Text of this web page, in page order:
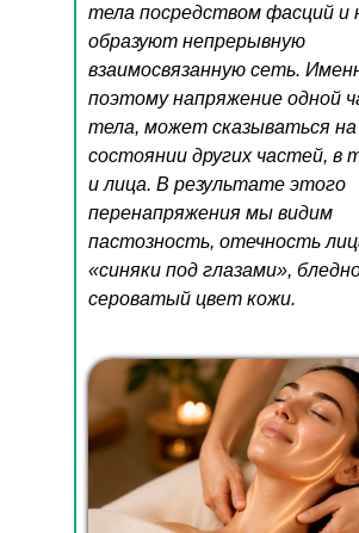
тела посредством фасций и
образуют непрерывную
взаимосвязанную сеть.
поэтому напряжение одной
тела, может сказываться на
состоянии других частей, в
и лица. В результате этого
перенапряжения мы видим
пастозность, отечность
«синяки под глазами»,
сероватый цвет кожи.